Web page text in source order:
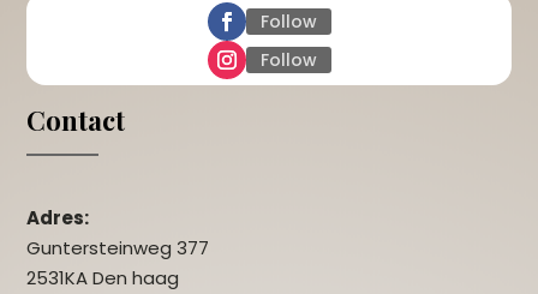
Follow
Follow
Contact
Adres:
Guntersteinweg 377
2531KA Den haag